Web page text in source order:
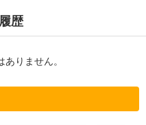
歴
りません。